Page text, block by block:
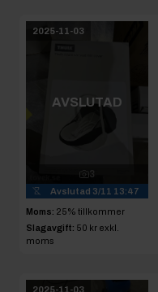
2025-11-03
AVSLUTAD
3
Avslutad 3/11 13:47
Moms: 25% tillkommer
Slagavgift: 50 kr exkl.
moms
2025-11-03